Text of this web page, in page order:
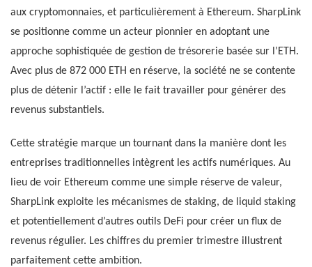
aux cryptomonnaies, et particulièrement à Ethereum. SharpLink
se positionne comme un acteur pionnier en adoptant une
approche sophistiquée de gestion de trésorerie basée sur l’ETH.
Avec plus de 872 000 ETH en réserve, la société ne se contente
plus de détenir l’actif : elle le fait travailler pour générer des
revenus substantiels.
Cette stratégie marque un tournant dans la manière dont les
entreprises traditionnelles intègrent les actifs numériques. Au
lieu de voir Ethereum comme une simple réserve de valeur,
SharpLink exploite les mécanismes de staking, de liquid staking
et potentiellement d’autres outils DeFi pour créer un flux de
revenus régulier. Les chiffres du premier trimestre illustrent
parfaitement cette ambition.